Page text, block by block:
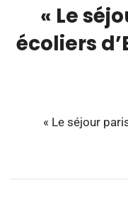
« Le
écoliers
« Le séjour